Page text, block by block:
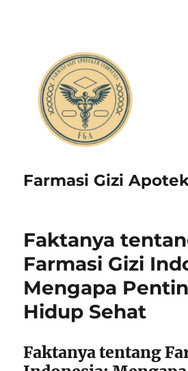
Farmasi Gizi
Faktanya
Farmasi Gizi
Mengapa
Hidup Sehat
Faktanya tentang